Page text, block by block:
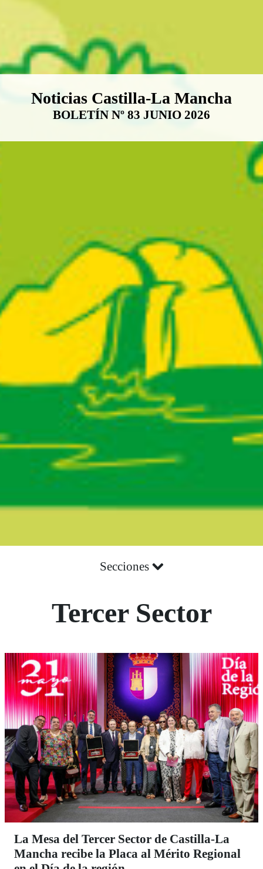
Boletín Noticias Castilla-La
Noticias Castilla-La Mancha
BOLETÍN Nº 83 JUNIO 2026
Secciones
Tercer Sector
La Mesa del Tercer Sector de Castilla-La
Mancha recibe la Placa al Mérito Regional